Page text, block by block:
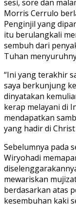
sesi, sore dan
Morris Cerrulo
Penginjil yang
itu berulangkali
sembuh dari
Tuhan
“Ini yang terakhir
saya berkunjung
dinyatakan
kerap melayani di
mendapatkan
yang hadir di
Sebelumnya pada
Wiryohadi
mewariskan
berdasarkan atas
kesembuhan kaki